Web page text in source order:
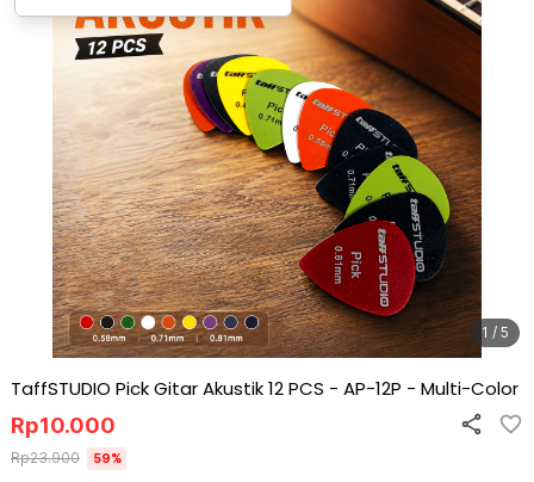
1 / 5
TaffSTUDIO Pick Gitar Akustik 12 PCS - AP-12P - Multi-Color
Rp10.000
Rp23.900 59%